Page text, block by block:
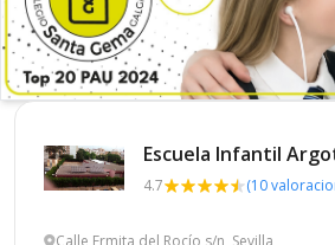
Escuela Infantil
4.7 (10
Calle Ermita del Rocío s/n, Sevilla